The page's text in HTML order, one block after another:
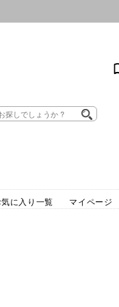
に入り一覧 マイページ